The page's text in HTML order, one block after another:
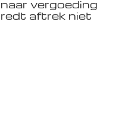
naar vergoeding
redt aftrek niet